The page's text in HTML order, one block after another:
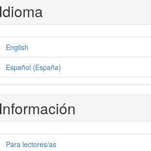
English
Español (España)
Para lectores/as